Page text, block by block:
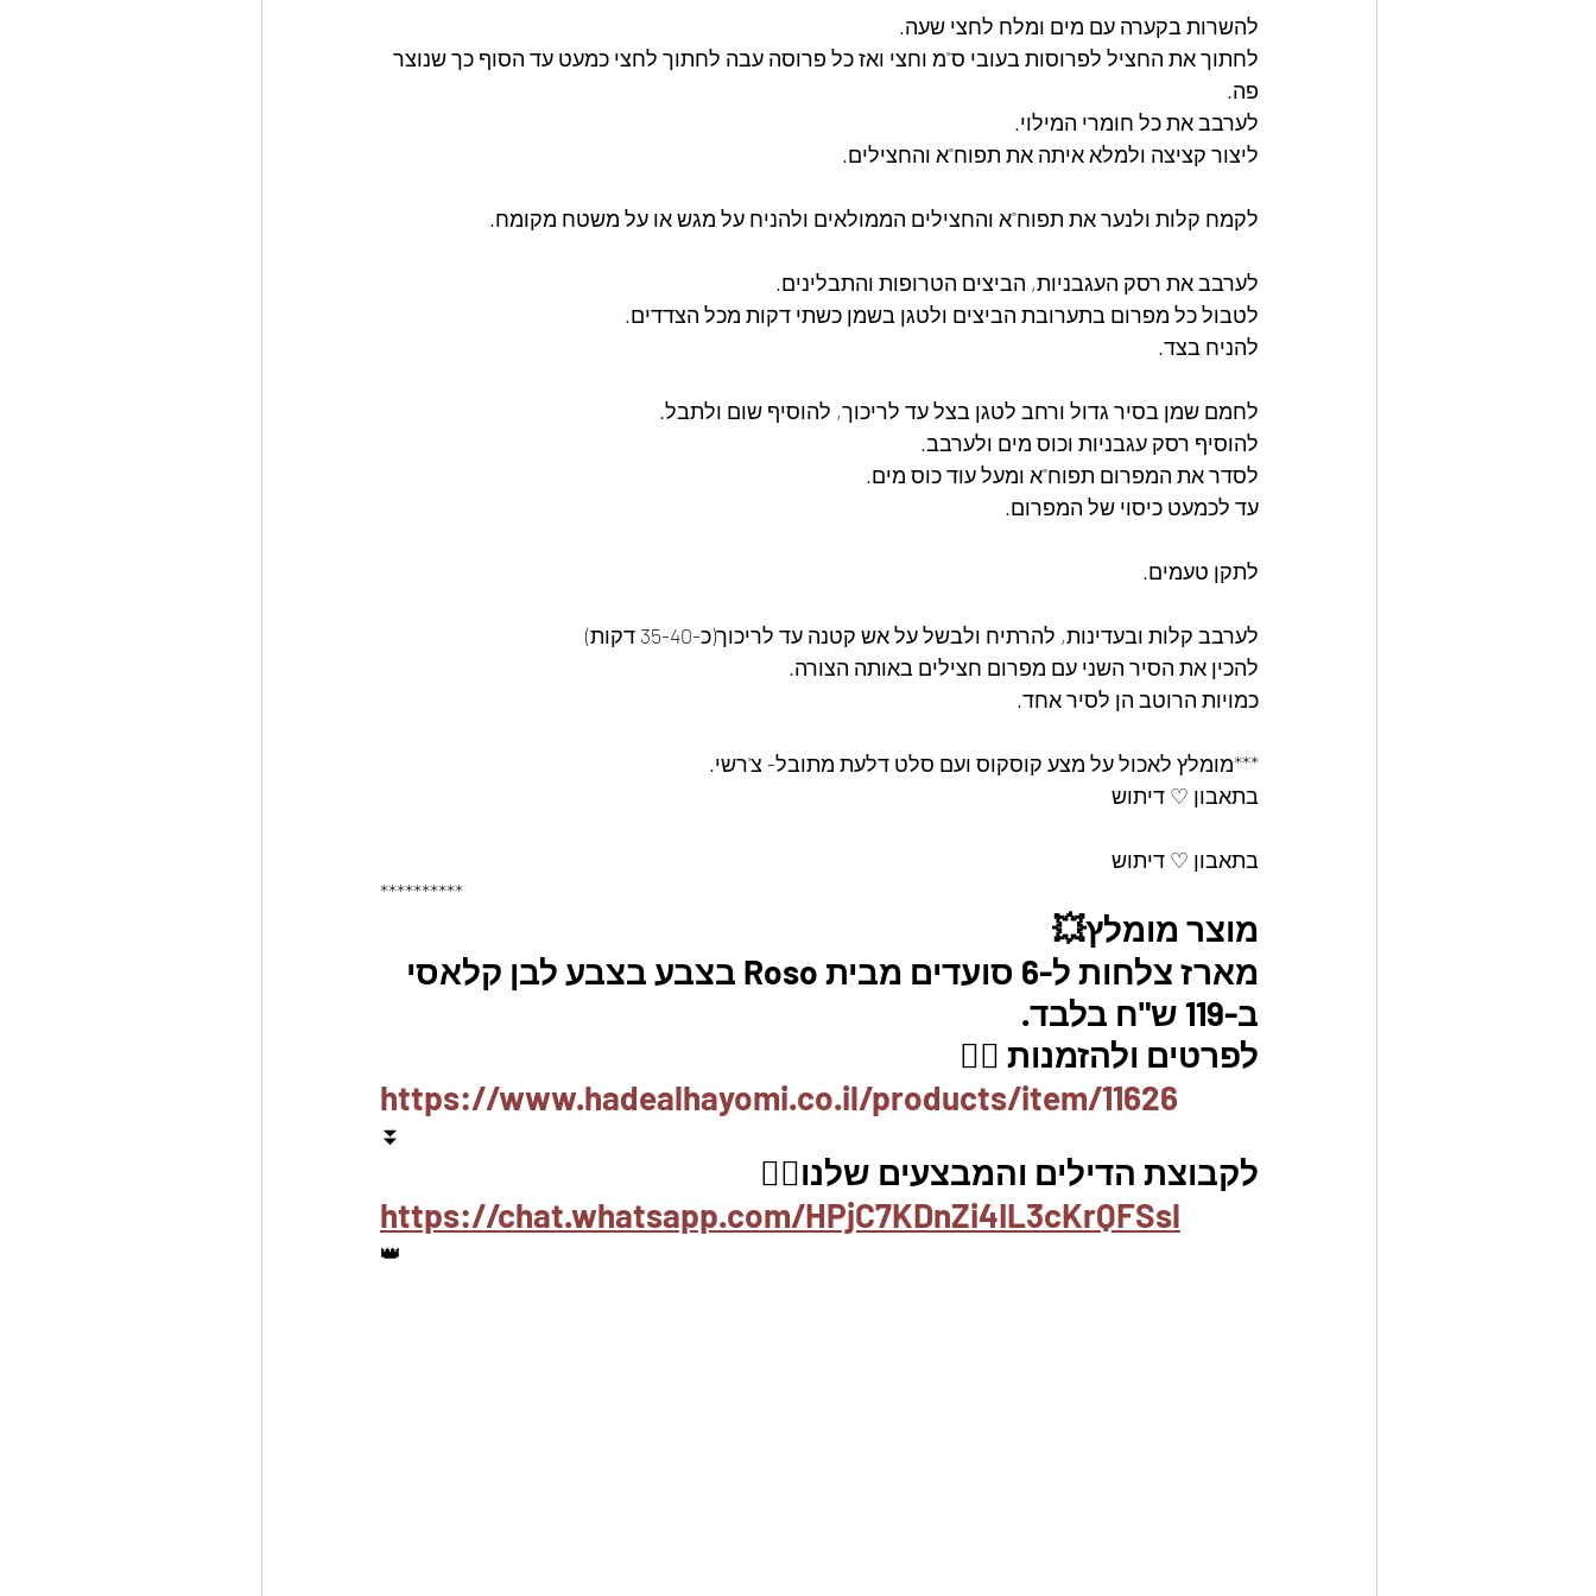
להשרות בקערה עם מים ומלח לחצי שעה.
לחתוך את החציל לפרוסות בעובי ס"מ וחצי ואז כל פרוסה עבה לחתוך לחצי כמעט עד הסוף כך שנוצר
פה.
לערבב את כל חומרי המילוי.
ליצור קציצה ולמלא איתה את תפוח"א והחצילים.
לקמח קלות ולנער את תפוח"א והחצילים הממולאים ולהניח על מגש או על משטח מקומח.
לערבב את רסק העגבניות, הביצים הטרופות והתבלינים.
לטבול כל מפרום בתערובת הביצים ולטגן בשמן כשתי דקות מכל הצדדים.
להניח בצד.
לחמם שמן בסיר גדול ורחב לטגן בצל עד לריכוך, להוסיף שום ולתבל.
להוסיף רסק עגבניות וכוס מים ולערבב.
לסדר את המפרום תפוח"א ומעל עוד כוס מים.
עד לכמעט כיסוי של המפרום.
לתקן טעמים.
לערבב קלות ובעדינות, להרתיח ולבשל על אש קטנה עד לריכוך(כ-35-40 דקות)
להכין את הסיר השני עם מפרום חצילים באותה הצורה.
כמויות הרוטב הן לסיר אחד.
***מומלץ לאכול על מצע קוסקוס ועם סלט דלעת מתובל- צ'רשי.
בתאבון ♡ דיתוש
בתאבון ♡ דיתוש
**********
מוצר מומלץ💥
מארז צלחות ל-6 סועדים מבית Roso בצבע בצבע לבן קלאסי
ב-119 ש"ח בלבד.
לפרטים ולהזמנות 👇🏼
https://www.hadealhayomi.co.il/products/item/11626
⏬
לקבוצת הדילים והמבצעים שלנו👇🏽
https://chat.whatsapp.com/HPjC7KDnZi4IL3cKrQFSsl
👑